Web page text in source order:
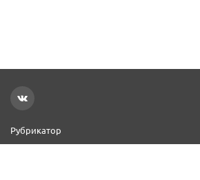
Рубрикатор